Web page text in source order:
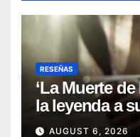
RESEÑAS
‘La Muerte
la leyenda a
oscuro
AUGUST 6, 2026